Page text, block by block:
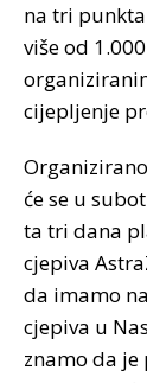
na tri
više od
cijepljenje
će se u
ta tri dana
cjepiva
da imamo
cjepiva u
znamo da